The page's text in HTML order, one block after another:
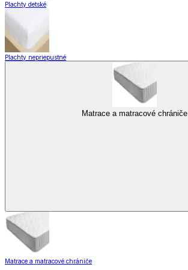
Plachty detské
Plachty nepriepustné
Matrace a matracové chrániče
Matrace a matracové chrániče